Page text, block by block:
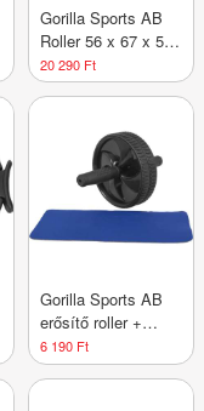
Gorilla Sports AB
Roller 56 x 67 x 56
cm
20 290 Ft
Gorilla Sports AB
erősítő roller +
védőszőnyeg
6 190 Ft